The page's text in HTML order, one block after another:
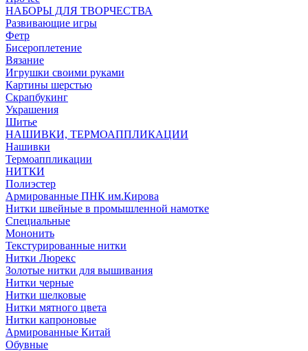
НАБОРЫ ДЛЯ ТВОРЧЕСТВА
Развивающие игры
Фетр
Бисероплетение
Вязание
Игрушки своими руками
Картины шерстью
Скрапбукинг
Украшения
Шитье
НАШИВКИ, ТЕРМОАППЛИКАЦИИ
Нашивки
Термоаппликации
НИТКИ
Полиэстер
Армированные ПНК им.Кирова
Нитки швейные в промышленной намотке
Специальные
Мононить
Текстурированные нитки
Нитки Люрекс
Золотые нитки для вышивания
Нитки черные
Нитки шелковые
Нитки мятного цвета
Нитки капроновые
Армированные Китай
Обувные